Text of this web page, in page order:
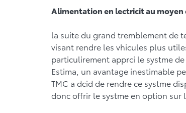
Alimentation en lectricit au moyen
la suite du grand tremblement de
visant rendre les vhicules plus
particulirement apprci le systme
Estima, un avantage inestimable
TMC a dcid de rendre ce systme
donc offrir le systme en option sur